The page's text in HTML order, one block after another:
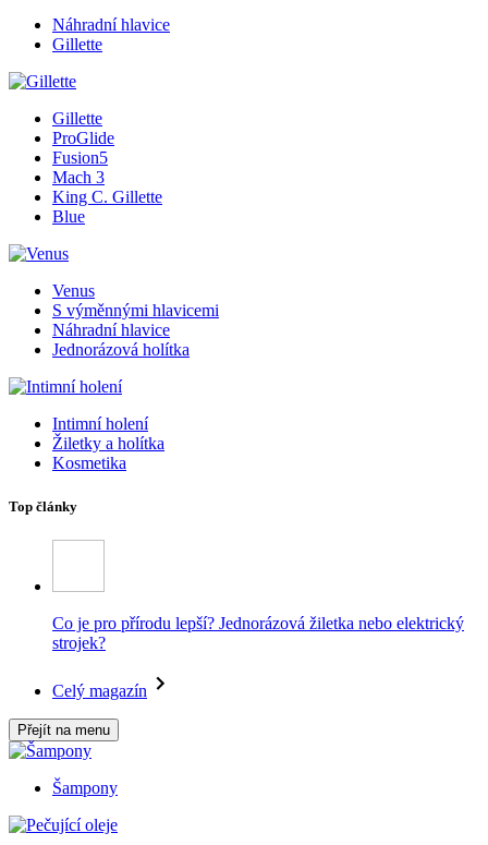
Náhradní hlavice
Gillette
Gillette
ProGlide
Fusion5
Mach 3
King C. Gillette
Blue
Venus
S výměnnými hlavicemi
Náhradní hlavice
Jednorázová holítka
Intimní holení
Žiletky a holítka
Kosmetika
Top články
Co je pro přírodu lepší? Jednorázová žiletka nebo elektrický
strojek?
Celý magazín
Přejít na menu
Šampony